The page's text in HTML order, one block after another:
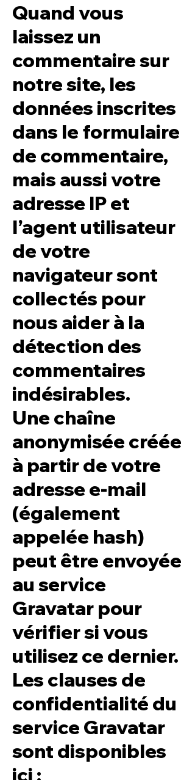
Quand vous
laissez un
commentaire sur
notre site, les
données inscrites
dans le formulaire
de commentaire,
mais aussi votre
adresse IP et
l’agent utilisateur
de votre
navigateur sont
collectés pour
nous aider à la
détection des
commentaires
indésirables.
Une chaîne
anonymisée créée
à partir de votre
adresse e-mail
(également
appelée hash)
peut être envoyée
au service
Gravatar pour
vérifier si vous
utilisez ce dernier.
Les clauses de
confidentialité du
service Gravatar
sont disponibles
ici :